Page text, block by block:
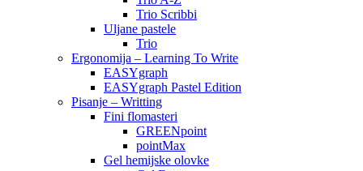
Trio Scribbi
Uljane pastele
Trio
Ergonomija – Learning To Write
EASYgraph
EASYgraph Pastel Edition
Pisanje – Writting
Fini flomasteri
GREENpoint
pointMax
Gel hemijske olovke